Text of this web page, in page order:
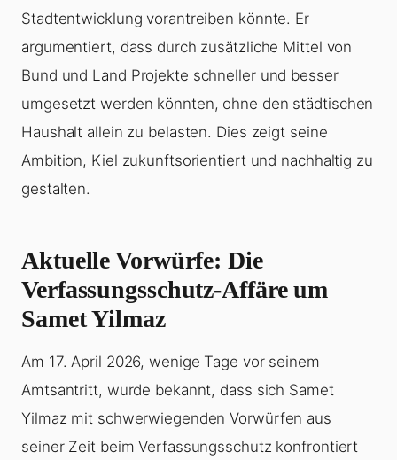
Stadtentwicklung vorantreiben könnte. Er
argumentiert, dass durch zusätzliche Mittel von
Bund und Land Projekte schneller und besser
umgesetzt werden könnten, ohne den städtischen
Haushalt allein zu belasten. Dies zeigt seine
Ambition, Kiel zukunftsorientiert und nachhaltig zu
gestalten.
Aktuelle Vorwürfe: Die
Verfassungsschutz-Affäre um
Samet Yilmaz
Am 17. April 2026, wenige Tage vor seinem
Amtsantritt, wurde bekannt, dass sich Samet
Yilmaz mit schwerwiegenden Vorwürfen aus
seiner Zeit beim Verfassungsschutz konfrontiert